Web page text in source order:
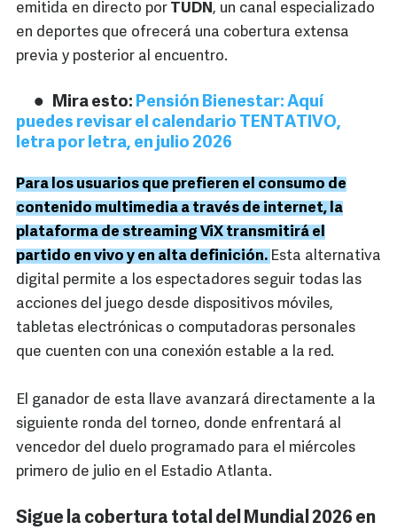
emitida en directo por TUDN, un canal especializado
en deportes que ofrecerá una cobertura extensa
previa y posterior al encuentro.
Mira esto: Pensión Bienestar: Aquí
puedes revisar el calendario TENTATIVO,
letra por letra, en julio 2026
Para los usuarios que prefieren el consumo de
contenido multimedia a través de internet, la
plataforma de streaming ViX transmitirá el
partido en vivo y en alta definición. Esta alternativa
digital permite a los espectadores seguir todas las
acciones del juego desde dispositivos móviles,
tabletas electrónicas o computadoras personales
que cuenten con una conexión estable a la red.
El ganador de esta llave avanzará directamente a la
siguiente ronda del torneo, donde enfrentará al
vencedor del duelo programado para el miércoles
primero de julio en el Estadio Atlanta.
Sigue la cobertura total del Mundial 2026 en